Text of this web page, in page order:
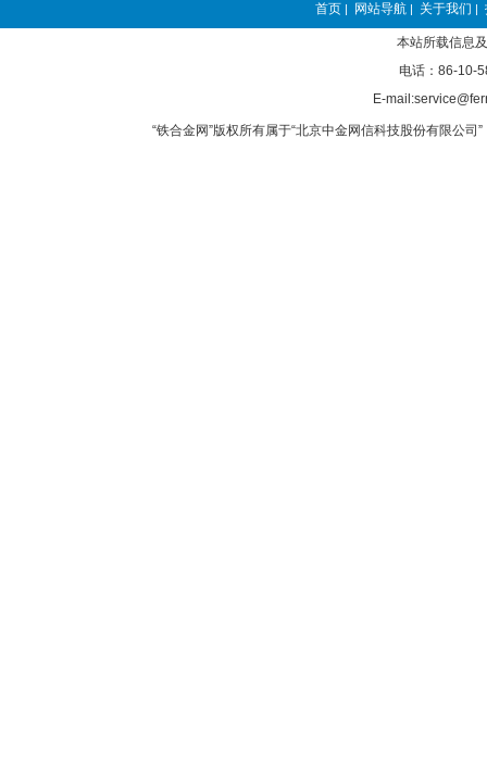
首页 | 网站导航 | 关于我们 |
本站所载信息
电话：86-10-
E-
“铁合金网”版权所有属于“北京中金网信科技股份有限公司